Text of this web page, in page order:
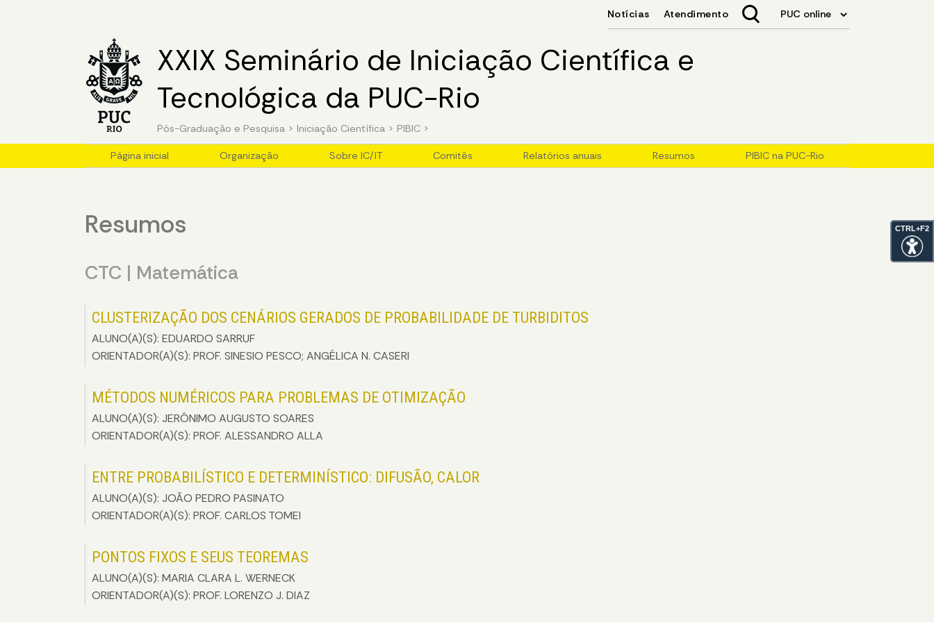
CTRL+F2
XXIX Seminário de Iniciação Científica e
Tecnológica da PUC-Rio
Pós-Graduação e Pesquisa > Iniciação Científica > PIBIC >
Página inicial Organização Sobre IC/IT Comitês Relatórios anuais Resumos PIBIC na PUC-Rio
Resumos
CTC | Matemática
CLUSTERIZAÇÃO DOS CENÁRIOS GERADOS DE PROBABILIDADE DE TURBIDITOS
ALUNO(A)(S): EDUARDO SARRUF
ORIENTADOR(A)(S): PROF. SINESIO PESCO; ANGÉLICA N. CASERI
MÉTODOS NUMÉRICOS PARA PROBLEMAS DE OTIMIZAÇÃO
ALUNO(A)(S): JERÔNIMO AUGUSTO SOARES
ORIENTADOR(A)(S): PROF. ALESSANDRO ALLA
ENTRE PROBABILÍSTICO E DETERMINÍSTICO: DIFUSÃO, CALOR
ALUNO(A)(S): JOÃO PEDRO PASINATO
ORIENTADOR(A)(S): PROF. CARLOS TOMEI
PONTOS FIXOS E SEUS TEOREMAS
ALUNO(A)(S): MARIA CLARA L. WERNECK
ORIENTADOR(A)(S): PROF. LORENZO J. DIAZ